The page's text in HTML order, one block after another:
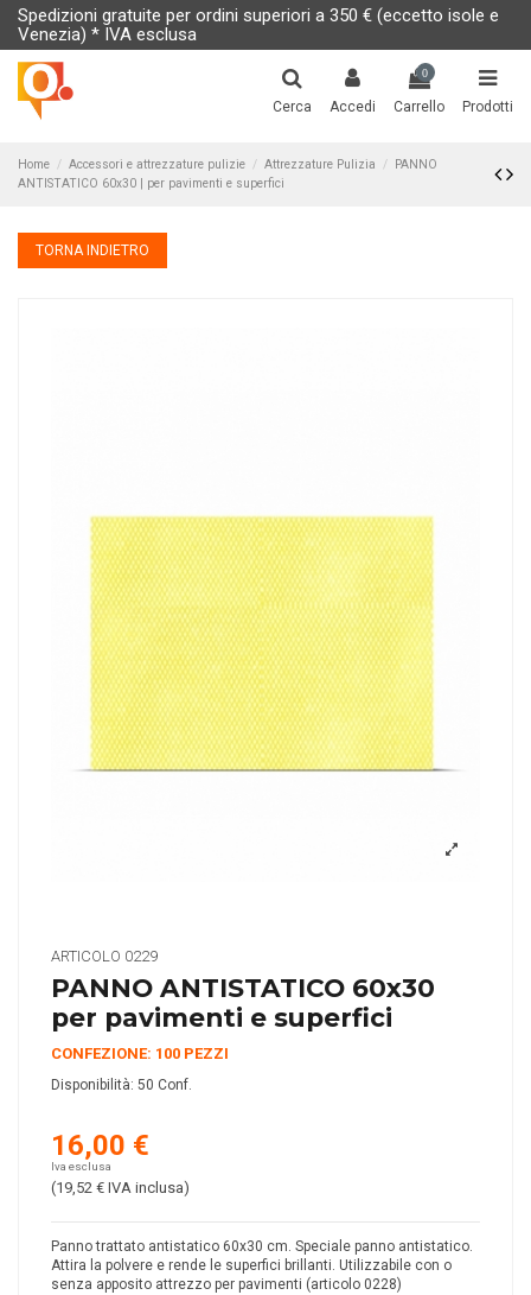
Spedizioni gratuite per ordini superiori a 350 € (eccetto isole e
Venezia) * IVA esclusa
Cerca Accedi
0
Carrello Prodotti
Home Accessori e attrezzature pulizie Attrezzature Pulizia
PANNO
ANTISTATICO 60x30 | per pavimenti e superfici
TORNA INDIETRO
ARTICOLO 0229
PANNO ANTISTATICO 60x30
per pavimenti e superfici
CONFEZIONE: 100 PEZZI
Disponibilità: 50 Conf.
16,00 €
Iva esclusa
(19,52 € IVA inclusa)
Panno trattato antistatico 60x30 cm. Speciale panno antistatico.
Attira la polvere e rende le superfici brillanti. Utilizzabile con o
senza apposito attrezzo per pavimenti (articolo 0228)